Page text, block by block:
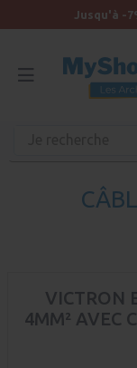
Jusqu'à -
VICTRON
4MM² AVEC